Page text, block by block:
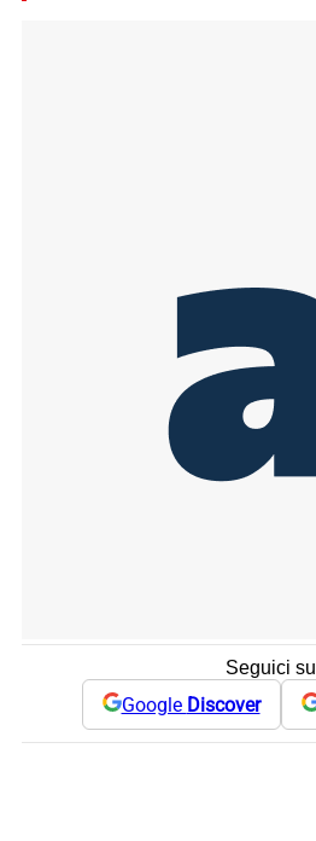
Seguici su
Google Discover